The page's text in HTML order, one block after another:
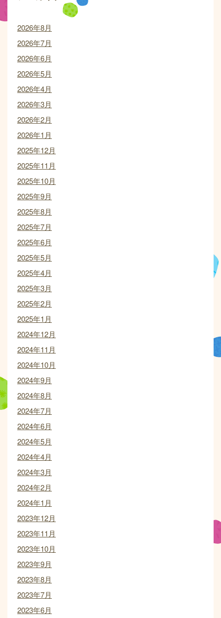
2026年8月
2026年7月
2026年6月
2026年5月
2026年4月
2026年3月
2026年2月
2026年1月
2025年12月
2025年11月
2025年10月
2025年9月
2025年8月
2025年7月
2025年6月
2025年5月
2025年4月
2025年3月
2025年2月
2025年1月
2024年12月
2024年11月
2024年10月
2024年9月
2024年8月
2024年7月
2024年6月
2024年5月
2024年4月
2024年3月
2024年2月
2024年1月
2023年12月
2023年11月
2023年10月
2023年9月
2023年8月
2023年7月
2023年6月